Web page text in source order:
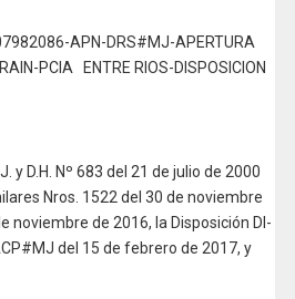
APN-DRS#MJ-APERTURA
PCIA ENTRE RIOS-DISPOSICION
y D.H. Nº 683 del 21 de julio de 2000
Nros. 1522 del 30 de noviembre
noviembre de 2016, la Disposición DI-
del 15 de febrero de 2017, y